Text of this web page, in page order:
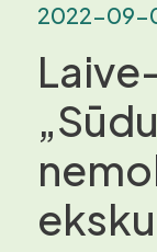
2022-09-